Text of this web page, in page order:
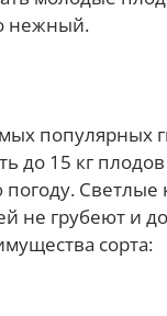
нежный.
популярных
до 15 кг плодов
Светлые
не грубеют и
сорта: